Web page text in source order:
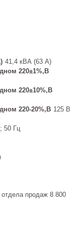
41,4 кВА (63 А)
220±1%,В
220±10%,В
220-20%,В 125 В
50 Гц
отдела продаж 8 800